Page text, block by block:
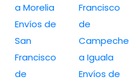
a Morelia
Envíos de
San
Francisco
de
Francisco
de
Campeche
a Iguala
Envíos de